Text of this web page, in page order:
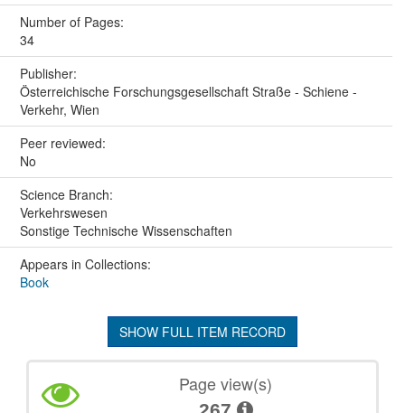
Number of Pages:
34
Publisher:
Österreichische Forschungsgesellschaft Straße - Schiene -
Verkehr, Wien
Peer reviewed:
No
Science Branch:
Verkehrswesen
Sonstige Technische Wissenschaften
Appears in Collections:
Book
SHOW FULL ITEM RECORD
Page view(s)